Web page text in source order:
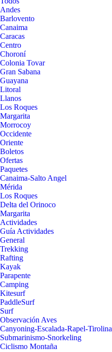
Andes
Barlovento
Canaima
Caracas
Centro
Choroní
Colonia Tovar
Gran Sabana
Guayana
Litoral
Llanos
Los Roques
Margarita
Morrocoy
Occidente
Oriente
Boletos
Ofertas
Paquetes
Canaima-Salto Angel
Mérida
Los Roques
Delta del Orinoco
Margarita
Actividades
Guía Actividades
General
Trekking
Rafting
Kayak
Parapente
Camping
Kitesurf
PaddleSurf
Surf
Observación Aves
Canyoning-Escalada-Rapel-Tirolina
Submarinismo-Snorkeling
Ciclismo Montaña